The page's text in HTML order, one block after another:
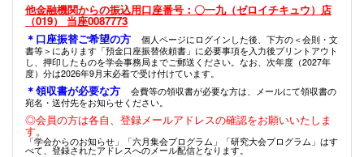
他金融機関からの振込用口座番号：〇一九（ゼロイチキュウ）店
（019） 当座0087773
＊口座振替ご希望の方
個人ページにログインした後、下方の＜会則・文
書等＞にあります「預金口座振替依頼書」に必要事項を入力後プリントアウト
し、押印したものを学会事務局までご郵送ください。なお、次年度（2027年
度）分は2026年9月末必着で受け付けています。
＊領収書が必要な方
会費等の領収書が必要な方は、メールにて領収書の
宛名・送付先をお知らせください。
◎会員の方は各自、登録メールアドレスの確認をお願いいたしま
す。
「学会からのお知らせ」「六月集会プログラム」「研究大会プログラム」はす
べて、登録されたアドレスへのメール配信となります。